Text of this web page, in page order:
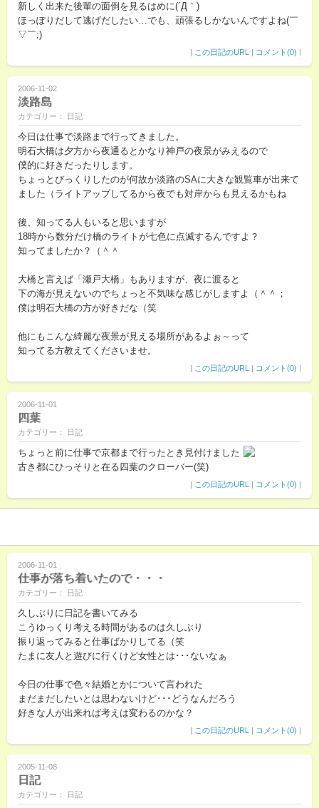
新しく出来た後輩の面倒を見るはめに(´Д｀)
ほっぽりだして逃げだしたい…でも、頑張るしかないんですよね(￣
▽￣;)
| この日記のURL | コメント(0) |
2006-11-02
淡路島
カテゴリー： 日記
今日は仕事で淡路まで行ってきました。
明石大橋は夕方から夜通るとかなり神戸の夜景がみえるので
僕的に好きだったりします。
ちょっとびっくりしたのが何故か淡路のSAに大きな観覧車が出来て
ました（ライトアップしてるから夜でも対岸からも見えるかもね
後、知ってる人もいると思いますが
18時から数分だけ橋のライトが七色に点滅するんですよ？
知ってましたか？（＾＾
大橋と言えば「瀬戸大橋」もありますが、夜に渡ると
下の海が見えないのでちょっと不気味な感じがしますよ（＾＾；
僕は明石大橋の方が好きだな（笑
他にもこんな綺麗な夜景が見える場所があるよぉ～って
知ってる方教えてくださいませ。
| この日記のURL | コメント(0) |
2006-11-01
四葉
カテゴリー： 日記
ちょっと前に仕事で京都まで行ったとき見付けました
古き都にひっそりと在る四葉のクローバー(笑)
| この日記のURL | コメント(0) |
2006-11-01
仕事が落ち着いたので・・・
カテゴリー： 日記
久しぶりに日記を書いてみる
こうゆっくり考える時間があるのは久しぶり
振り返ってみると仕事ばかりしてる（笑
たまに友人と遊びに行くけど女性とは･･･ないなぁ
今日の仕事で色々結婚とかについて言われた
まだまだしたいとは思わないけど･･･どうなんだろう
好きな人が出来れば考えは変わるのかな？
| この日記のURL | コメント(0) |
2005-11-08
日記
カテゴリー： 日記